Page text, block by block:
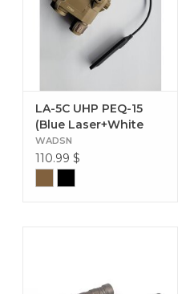
LA-5C UHP PEQ-15
(Blue Laser+White
Light Version)
WADSN
110.99 $